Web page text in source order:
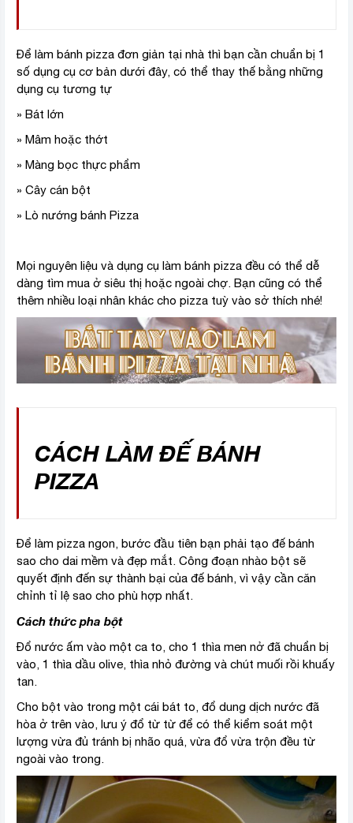
Để làm bánh pizza đơn giản tại nhà thì bạn cần chuẩn bị 1
số dụng cụ cơ bản dưới đây, có thể thay thế bằng những
dụng cụ tương tự
» Bát lớn
» Mâm hoặc thớt
» Màng bọc thực phẩm
» Cây cán bột
» Lò nướng bánh Pizza
Mọi nguyên liệu và dụng cụ làm bánh pizza đều có thể dễ
dàng tìm mua ở siêu thị hoặc ngoài chợ. Bạn cũng có thể
thêm nhiều loại nhân khác cho pizza tuỳ vào sở thích nhé!
CÁCH LÀM ĐẾ BÁNH
PIZZA
Để làm pizza ngon, bước đầu tiên bạn phải tạo đế bánh
sao cho dai mềm và đẹp mắt. Công đoạn nhào bột sẽ
quyết định đến sự thành bại của đế bánh, vì vậy cần căn
chỉnh tỉ lệ sao cho phù hợp nhất.
Cách thức pha bột
Đổ nước ấm vào một ca to, cho 1 thìa men nở đã chuẩn bị
vào, 1 thìa dầu olive, thìa nhỏ đường và chút muối rồi khuấy
tan.
Cho bột vào trong một cái bát to, đổ dung dịch nước đã
hòa ở trên vào, lưu ý đổ từ từ để có thể kiểm soát một
lượng vừa đủ tránh bị nhão quá, vừa đổ vừa trộn đều từ
ngoài vào trong.